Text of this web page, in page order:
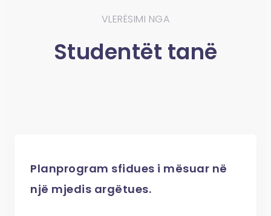
VLERËSIMI NGA
Studentët tanë
Planprogram sfidues i mësuar në
një mjedis argëtues.